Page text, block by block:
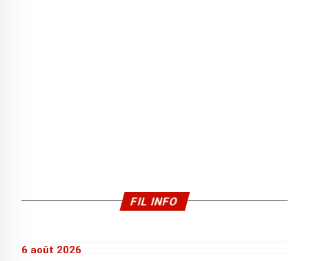
FIL INFO
6 août 2026